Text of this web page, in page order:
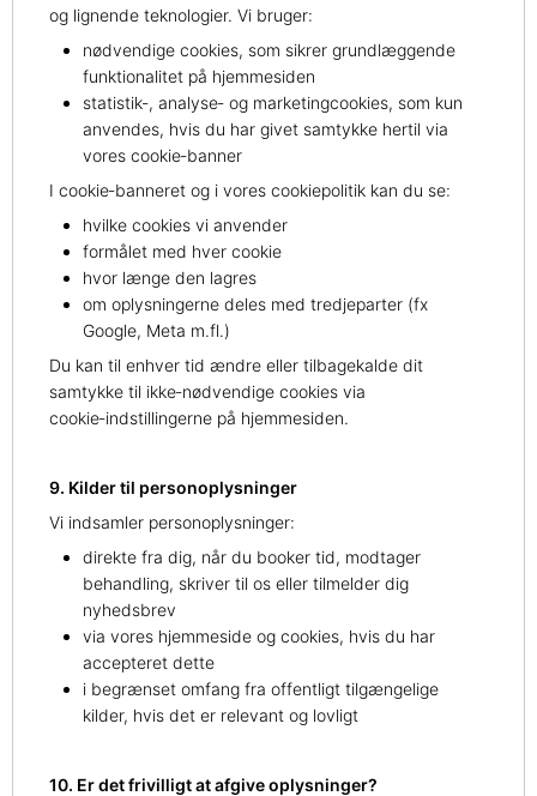
og lignende teknologier. Vi bruger:
nødvendige cookies, som sikrer grundlæggende
funktionalitet på hjemmesiden
statistik‑, analyse‑ og marketingcookies, som kun
anvendes, hvis du har givet samtykke hertil via
vores cookie‑banner
I cookie‑banneret og i vores cookiepolitik kan du se:
hvilke cookies vi anvender
formålet med hver cookie
hvor længe den lagres
om oplysningerne deles med tredjeparter (fx
Google, Meta m.fl.)
Du kan til enhver tid ændre eller tilbagekalde dit
samtykke til ikke‑nødvendige cookies via
cookie‑indstillingerne på hjemmesiden.
9. Kilder til personoplysninger
Vi indsamler personoplysninger:
direkte fra dig, når du booker tid, modtager
behandling, skriver til os eller tilmelder dig
nyhedsbrev
via vores hjemmeside og cookies, hvis du har
accepteret dette
i begrænset omfang fra offentligt tilgængelige
kilder, hvis det er relevant og lovligt
10. Er det frivilligt at afgive oplysninger?